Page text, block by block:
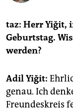
abo
genossenschaft
epaper login
taz: Herr Yiğit,
Geburtstag.
werden?
Adil Yiğit:
genau. Ich
Freundeskreis